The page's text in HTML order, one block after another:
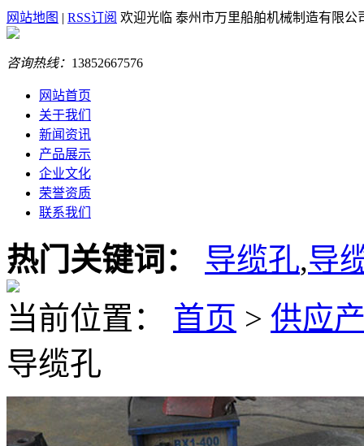
网站地图 | RSS订阅 欢迎光临 泰州市万里船舶机械制造有限公
咨询热线： 13852667576
网站首页
关于我们
新闻资讯
产品展示
企业文化
荣誉资质
联系我们
热门关键词： 导缆孔,导
当前位置：
首页 > 供应
导缆孔